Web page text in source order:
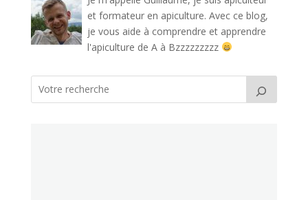
et formateur en apiculture. Avec ce blog,
je vous aide à comprendre et apprendre
l'apiculture de A à Bzzzzzzzzz